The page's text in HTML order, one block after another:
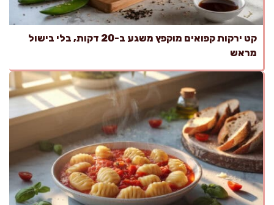
קט ירקות קפואים מוקפץ משגע ב-20 דקות, בלי בישול
מראש